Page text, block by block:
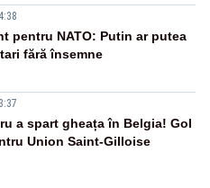
pentru NATO: Putin ar putea
fără însemne
a spart gheața în Belgia! Gol
Union Saint-Gilloise